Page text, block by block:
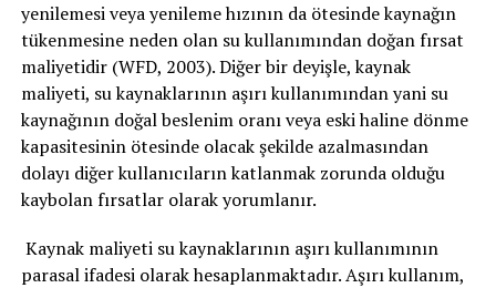
yenilemesi veya yenileme hızının da ötesinde kaynağın
tükenmesine neden olan su kullanımından doğan fırsat
maliyetidir (WFD, 2003). Diğer bir deyişle, kaynak
maliyeti, su kaynaklarının aşırı kullanımından yani su
kaynağının doğal beslenim oranı veya eski haline dönme
kapasitesinin ötesinde olacak şekilde azalmasından
dolayı diğer kullanıcıların katlanmak zorunda olduğu
kaybolan fırsatlar olarak yorumlanır.
Kaynak maliyeti su kaynaklarının aşırı kullanımının
parasal ifadesi olarak hesaplanmaktadır. Aşırı kullanım,